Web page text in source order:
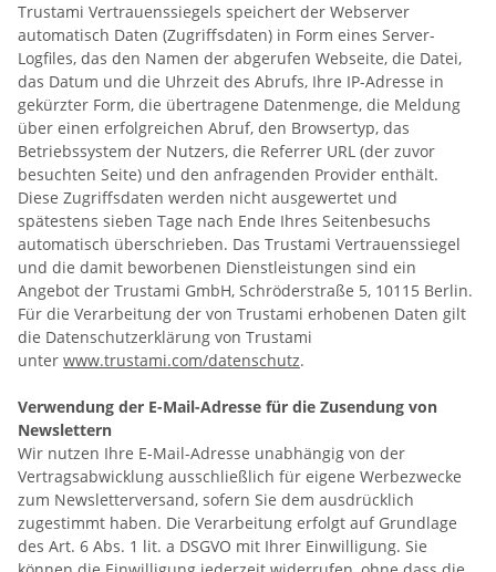
Trustami Vertrauenssiegels speichert der Webserver
automatisch Daten (Zugriffsdaten) in Form eines Server-
Logfiles, das den Namen der abgerufen Webseite, die Datei,
das Datum und die Uhrzeit des Abrufs, Ihre IP-Adresse in
gekürzter Form, die übertragene Datenmenge, die Meldung
über einen erfolgreichen Abruf, den Browsertyp, das
Betriebssystem der Nutzers, die Referrer URL (der zuvor
besuchten Seite) und den anfragenden Provider enthält.
Diese Zugriffsdaten werden nicht ausgewertet und
spätestens sieben Tage nach Ende Ihres Seitenbesuchs
automatisch überschrieben. Das Trustami Vertrauenssiegel
und die damit beworbenen Dienstleistungen sind ein
Angebot der Trustami GmbH, Schröderstraße 5, 10115 Berlin.
Für die Verarbeitung der von Trustami erhobenen Daten gilt
die Datenschutzerklärung von Trustami
unter www.trustami.com/datenschutz.
Verwendung der E-Mail-Adresse für die Zusendung von
Newslettern
Wir nutzen Ihre E-Mail-Adresse unabhängig von der
Vertragsabwicklung ausschließlich für eigene Werbezwecke
zum Newsletterversand, sofern Sie dem ausdrücklich
zugestimmt haben. Die Verarbeitung erfolgt auf Grundlage
des Art. 6 Abs. 1 lit. a DSGVO mit Ihrer Einwilligung. Sie